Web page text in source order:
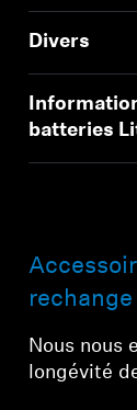
Divers
batteries
rechange
Nous nous
longévité